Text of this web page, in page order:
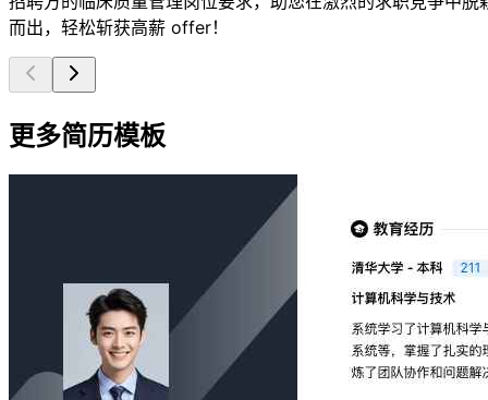
而出，轻松斩获高薪 offer！
更多简历模板